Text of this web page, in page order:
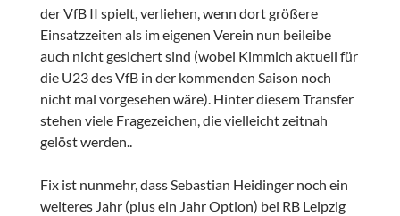
der VfB II spielt, verliehen, wenn dort größere
Einsatzzeiten als im eigenen Verein nun beileibe
auch nicht gesichert sind (wobei Kimmich aktuell für
die U23 des VfB in der kommenden Saison noch
nicht mal vorgesehen wäre). Hinter diesem Transfer
stehen viele Fragezeichen, die vielleicht zeitnah
gelöst werden..
Fix ist nunmehr, dass Sebastian Heidinger noch ein
weiteres Jahr (plus ein Jahr Option) bei RB Leipzig